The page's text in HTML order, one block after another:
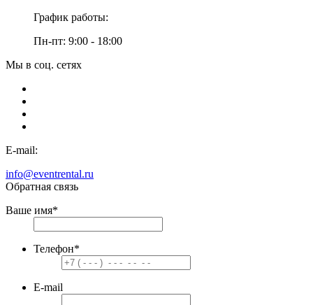
График работы:
Пн-пт: 9:00 - 18:00
Мы в соц. сетях
E-mail:
info@eventrental.ru
Обратная связь
Ваше имя*
Телефон*
E-mail